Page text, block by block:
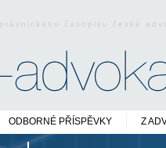
časopisu české
ODBORNÉ PŘÍSPĚVKY Z